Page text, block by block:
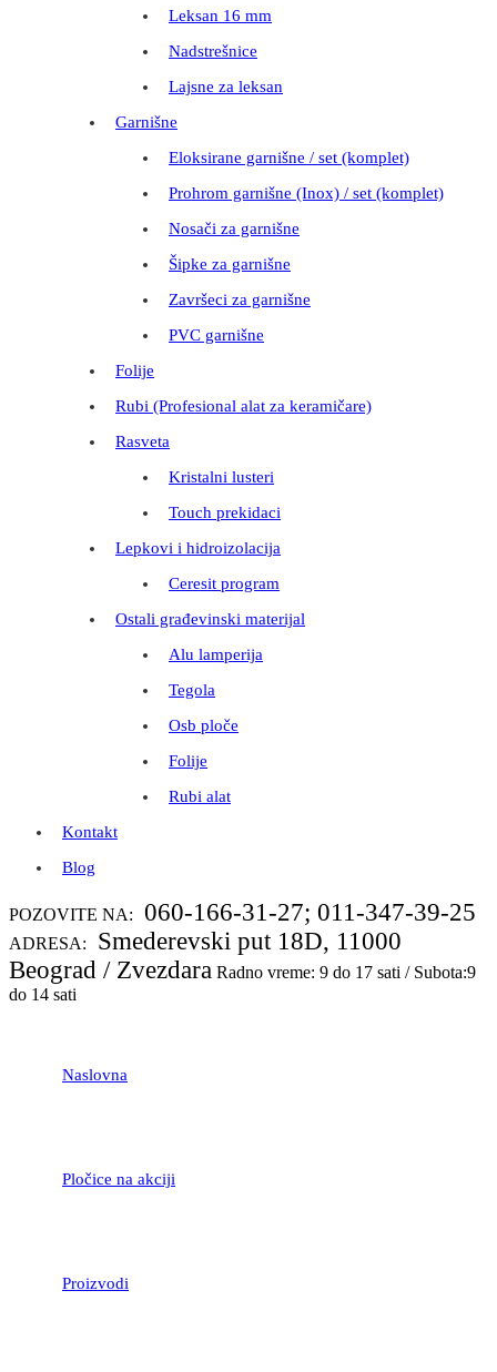
Leksan 16 mm
Nadstrešnice
Lajsne za leksan
Garnišne
Eloksirane garnišne / set (komplet)
Prohrom garnišne (Inox) / set (komplet)
Nosači za garnišne
Šipke za garnišne
Završeci za garnišne
PVC garnišne
Folije
Rubi (Profesional alat za keramičare)
Rasveta
Kristalni lusteri
Touch prekidaci
Lepkovi i hidroizolacija
Ceresit program
Ostali građevinski materijal
Alu lamperija
Tegola
Osb ploče
Folije
Rubi alat
Kontakt
Blog
POZOVITE NA: 060-166-31-27; 011-347-39-25
ADRESA:
Smederevski put 18D, 11000
Beograd / Zvezdara Radno vreme: 9 do 17 sati / Subota:9
do 14 sati
Naslovna
Pločice na akciji
Proizvodi